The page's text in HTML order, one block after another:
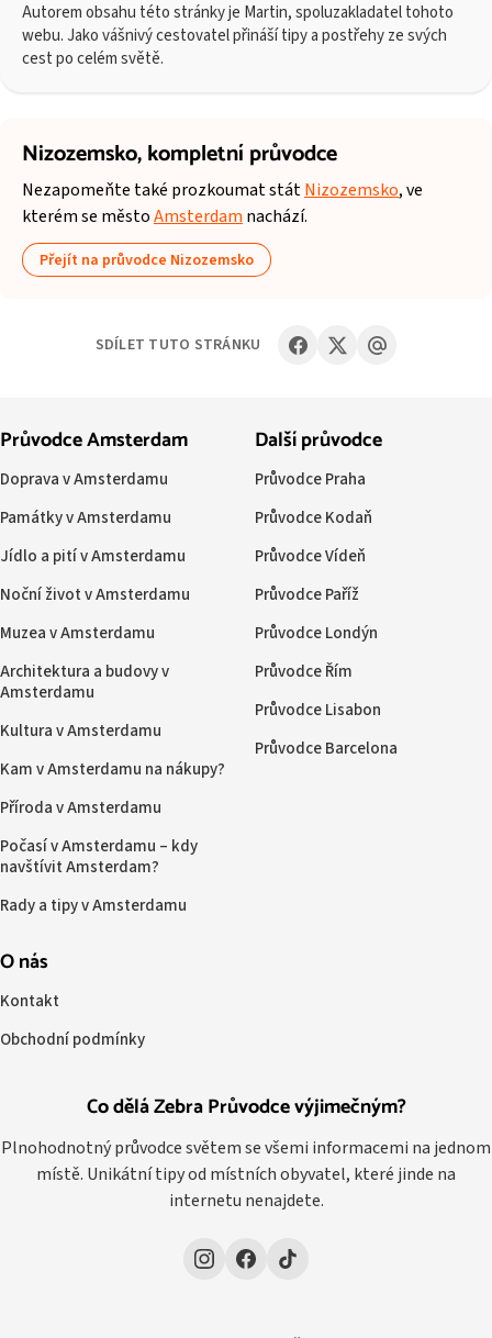
Autorem obsahu této stránky je Martin, spoluzakladatel tohoto
webu. Jako vášnivý cestovatel přináší tipy a postřehy ze svých
cest po celém světě.
Nizozemsko,kompletní průvodce
Nezapomeňte také prozkoumat státNizozemsko, ve
kterém se městoAmsterdam nachází.
Přejít na průvodce Nizozemsko
SDÍLET TUTO STRÁNKU
Co dělá Zebra Průvodce výjimečným?
Plnohodnotný průvodce světem se všemi informacemi na jednom
místě. Unikátní tipy od místních obyvatel, které jinde na
internetu nenajdete.
Průvodce Amsterdam
Doprava v Amsterdamu
Památky v Amsterdamu
Jídlo a pití v Amsterdamu
Noční život v Amsterdamu
Muzea v Amsterdamu
Architektura a budovy v
Amsterdamu
Kultura v Amsterdamu
Kam v Amsterdamu na nákupy?
Příroda v Amsterdamu
Počasí v Amsterdamu – kdy
navštívit Amsterdam?
Rady a tipy v Amsterdamu
Další průvodce
Průvodce Praha
Průvodce Kodaň
Průvodce Vídeň
Průvodce Paříž
Průvodce Londýn
Průvodce Řím
Průvodce Lisabon
Průvodce Barcelona
O nás
Kontakt
Obchodní podmínky